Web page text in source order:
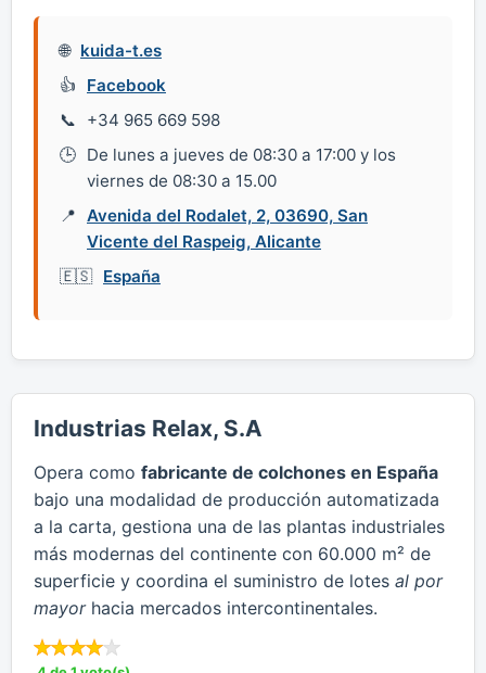
kuida-t.es
Facebook
+34 965 669 598
De lunes a jueves de 08:30 a 17:00 y los
viernes de 08:30 a 15.00
Avenida del Rodalet, 2, 03690, San
Vicente del Raspeig, Alicante
España
Industrias Relax, S.A
Opera como fabricante de colchones en España
bajo una modalidad de producción automatizada
a la carta, gestiona una de las plantas industriales
más modernas del continente con 60.000 m² de
superficie y coordina el suministro de lotes al por
mayorhacia mercados intercontinentales.